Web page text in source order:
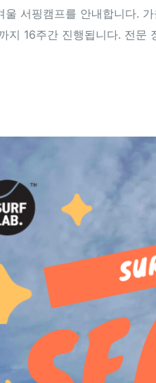
울 서핑캠프를 안내합니다.
지 16주간 진행됩니다. 전문